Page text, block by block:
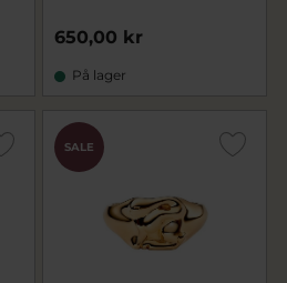
650,00 kr
På lager
SALE